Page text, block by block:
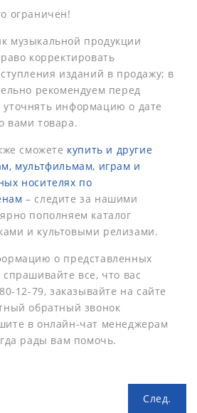
ограничен!
музыкальной продукции
корректировать
изданий в продажу; в
рекомендуем перед
информацию о дате
вами товара.
сможете купить и другие
мультфильмам, играм и
носителях по
– следите за нашими
пополняем каталог
и культовыми релизами.
о представленных
все, что вас
12-79, заказывайте на сайте
обратный звонок
в онлайн-чат менеджерам
рады вам помочь.
След.